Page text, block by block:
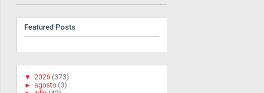
Featured Posts
▼ 2026 (373)
► agosto (3)